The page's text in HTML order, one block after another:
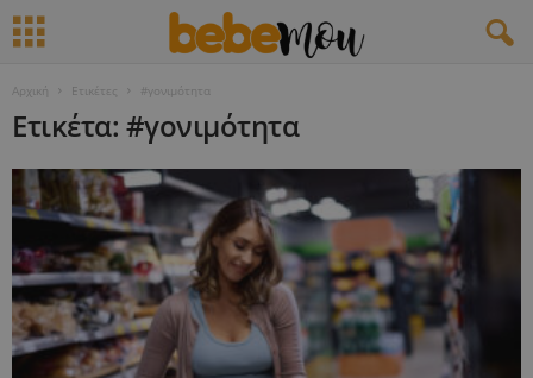
Αρχική Ετικέτες #γονιμότητα
Ετικέτα: #γονιμότητα